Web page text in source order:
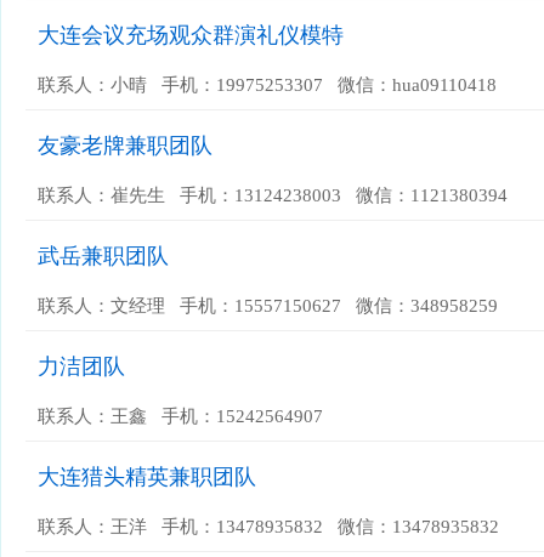
大连会议充场观众群演礼仪模特
联系人：小晴 手机：19975253307 微信：hua09110418
友豪老牌兼职团队
联系人：崔先生 手机：13124238003 微信：1121380394
武岳兼职团队
联系人：文经理 手机：15557150627 微信：348958259
力洁团队
联系人：王鑫 手机：15242564907
大连猎头精英兼职团队
联系人：王洋 手机：13478935832 微信：13478935832